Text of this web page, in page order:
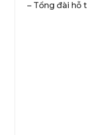
– Tổng đài hỗ